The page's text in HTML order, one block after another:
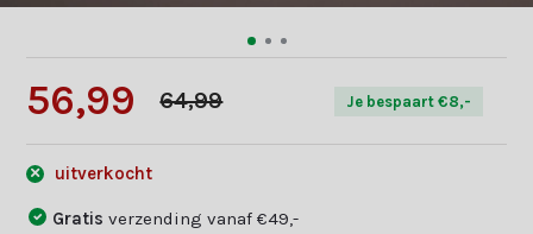
56,99 64,99 Je bespaart €8,-
uitverkocht
Gratisverzending vanaf €49,-